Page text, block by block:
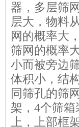
器，多层筛
层大，物料
网的概率大
筛网的概率
小而被旁边
体积小，结
同筛孔的筛
架，4个筛
上，上部框